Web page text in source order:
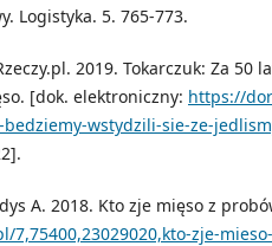
Logistyka. 5. 765-773.
2019. Tokarczuk: Za
[dok. elektroniczny: https://
wstydzili-sie-ze-
A. 2018. Kto zje mięso z
7,75400,23029020,kto-zje-